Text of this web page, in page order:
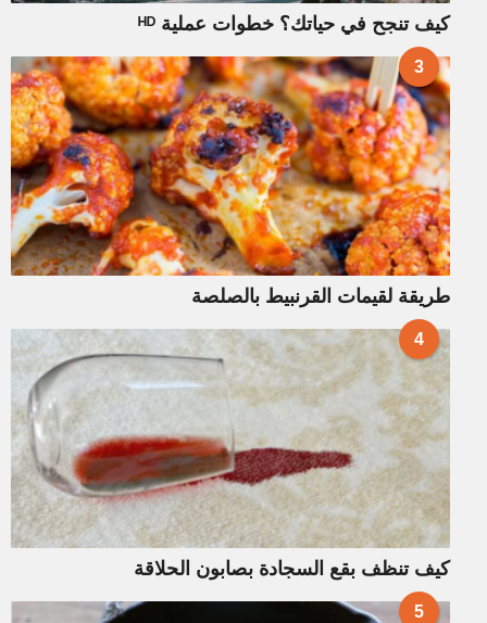
كيف تنجح في حياتك؟ خطوات عملية ᴴᴰ
3
طريقة لقيمات القرنبيط بالصلصة
4
كيف تنظف بقع السجادة بصابون الحلاقة
5